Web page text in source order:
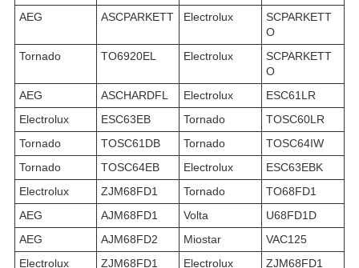
AEG
ASCPARKETT Electrolux
SCPARKETT
O
Tornado
TO6920EL Electrolux
SCPARKETT
O
AEG
ASCHARDFL Electrolux
ESC61LR
Electrolux
ESC63EB Tornado
TOSC60LR
Tornado
TOSC61DB Tornado
TOSC64IW
Tornado
TOSC64EB Electrolux
ESC63EBK
Electrolux
ZJM68FD1 Tornado
TO68FD1
AEG
AJM68FD1 Volta
U68FD1D
AEG
AJM68FD2 Miostar
VAC125
Electrolux
ZJM68FD1 Electrolux
ZJM68FD1